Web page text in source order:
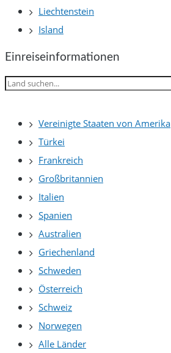
Liechtenstein
Island
Einreiseinformationen
Vereinigte Staaten von Amerika
Türkei
Frankreich
Großbritannien
Italien
Spanien
Australien
Griechenland
Schweden
Österreich
Schweiz
Norwegen
Alle Länder